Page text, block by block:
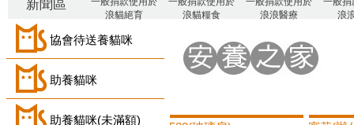
新聞區
浪貓絕育
浪貓糧食
浪浪醫療
浪
協會待送養貓咪
助養貓咪
助養貓咪(未滿額)